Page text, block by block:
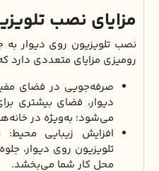
مزایای نصب
نصب تلویزیون روی دیوار به
رومیزی مزایای متعددی دارد
صرفه‌جویی در فضای
دیوار، فضای بیشتری
می‌شود؛ به‌ویژه در
افزایش زیبایی
تلویزیون روی دیوار،
محل کار شما می‌بخشد.